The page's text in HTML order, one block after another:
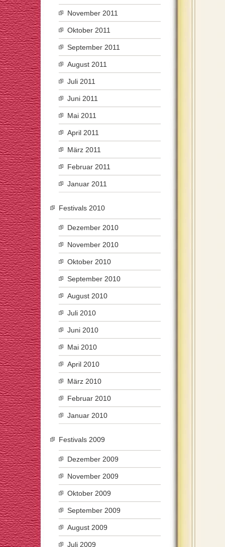
November 2011
Oktober 2011
September 2011
August 2011
Juli 2011
Juni 2011
Mai 2011
April 2011
März 2011
Februar 2011
Januar 2011
Festivals 2010
Dezember 2010
November 2010
Oktober 2010
September 2010
August 2010
Juli 2010
Juni 2010
Mai 2010
April 2010
März 2010
Februar 2010
Januar 2010
Festivals 2009
Dezember 2009
November 2009
Oktober 2009
September 2009
August 2009
Juli 2009